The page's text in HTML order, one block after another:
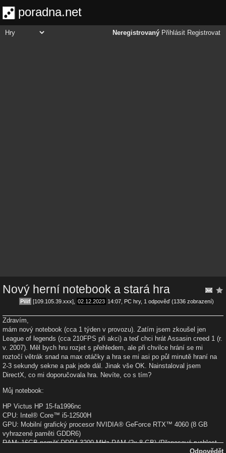
poradna.net
Neregistrovaný Přihlásit Registrovat
Nový herní notebook a stará hra
Pilif [109.105.39.xxx], 02.12.2023 14:07 PC hry, 1 odpověď (1336 zobrazení)
Zdravím,
mám nový notebook (cca 1 týden v provozu). Zatím jsem zkoušel jen
League of legends (cca 210FPS při akci) a teď chci hrát Assasin creed 1 (r.
v. 2007). Měl bych hru rozjet s přehledem, ale při chvilce hrání se mi
roztočí větrák snad na max otáčky a hra se mi asi po půl minutě hraní na
2-3 sekundy sekne a pak jede dál. Jinak vše OK. Nainstaloval jsem
DirectX, co mi doporučovala hra. Nevíte, co s tím?
Můj notebook:
HP Victus HP 15-fa1996nc
CPU: Intel® Core™ i5-12500H
GPU: Mobilní grafický procesor NVIDIA® GeForce RTX™ 4060 (8 GB
vyhrazené paměti GDDR6)
RAM: 16GB paměť DDR4-3200 MHz RAM (2x 8 GB) (Přenosová rychlost
Odpovědět